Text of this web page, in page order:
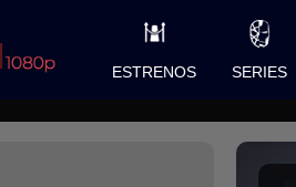
ESTRENOS SERIES